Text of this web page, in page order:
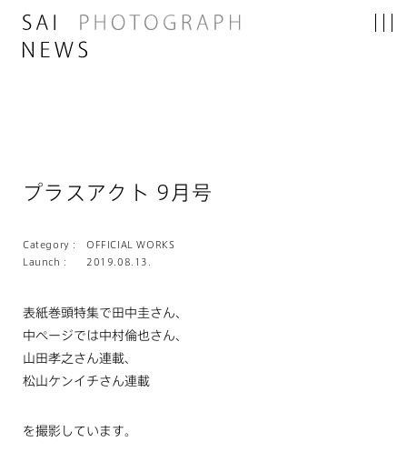
プラスアクト 9月号
Category :
OFFICIAL WORKS
Launch :
2019.08.13.
表紙巻頭特集で田中圭さん、
中ページでは中村倫也さん、
山田孝之さん連載、
松山ケンイチさん連載
を撮影しています。